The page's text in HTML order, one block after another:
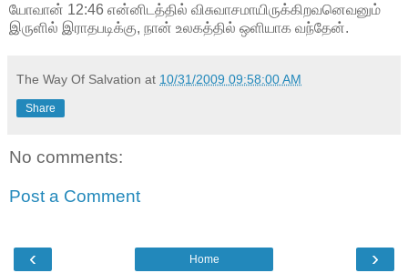
யோவான் 12:46 என்னிடத்தில் விசுவாசமாயிருக்கிறவனெவனும்
இருளில் இராதபடிக்கு, நான் உலகத்தில் ஒளியாக வந்தேன்.
The Way Of Salvation at 10/31/2009 09:58:00 AM
Share
No comments:
Post a Comment
‹ ›
Home